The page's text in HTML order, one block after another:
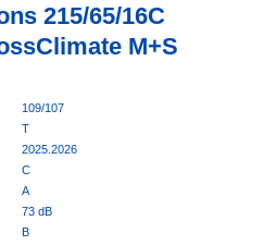
215/65/16C
M+S
109/107
T
2025.2026
C
A
73 dB
B